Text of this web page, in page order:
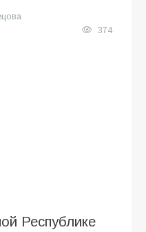
374
Республике